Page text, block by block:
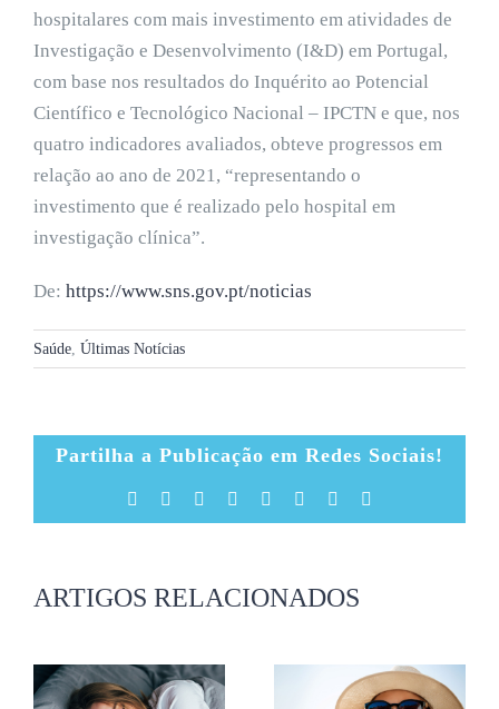
hospitalares com mais investimento em atividades de
Investigação e Desenvolvimento (I&D) em Portugal,
com base nos resultados do Inquérito ao Potencial
Científico e Tecnológico Nacional – IPCTN e que, nos
quatro indicadores avaliados, obteve progressos em
relação ao ano de 2021, “representando o
investimento que é realizado pelo hospital em
investigação clínica”.
De: https://www.sns.gov.pt/noticias
Saúde Últimas Notícias
Partilha a Publicação em Redes Sociais!
Facebook Reddit LinkedIn
TumblrPinterest
ARTIGOS RELACIONADOS